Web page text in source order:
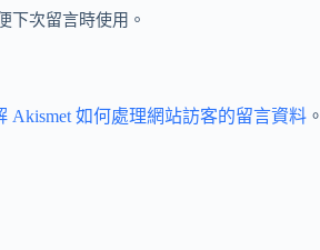
下次留言時使用。
Akismet 如何處理網站訪客的留言資料 。